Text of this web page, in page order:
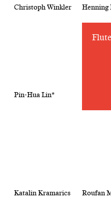
Christoph Winkler Henning
Pin-Hua Lin*
Katalin Kramarics Roufan